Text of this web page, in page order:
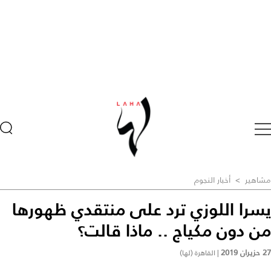
مشاهير > أخبار النجوم
يسرا اللوزي ترد على منتقدي ظهورها
من دون مكياج .. ماذا قالت؟
27 حزيران 2019 | القاهرة (لها)